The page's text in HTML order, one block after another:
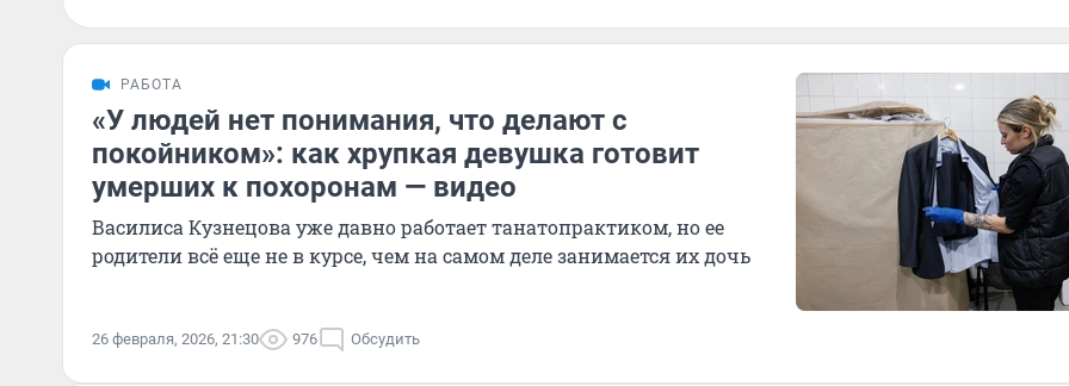
РАБОТА
«У людей нет понимания, что делают с
покойником»: как хрупкая девушка готовит
умерших к похоронам — видео
Василиса Кузнецова уже давно работает танатопрактиком, но ее
родители всё еще не в курсе, чем на самом деле занимается их дочь
26 февраля, 2026, 21:30 976 Обсудить